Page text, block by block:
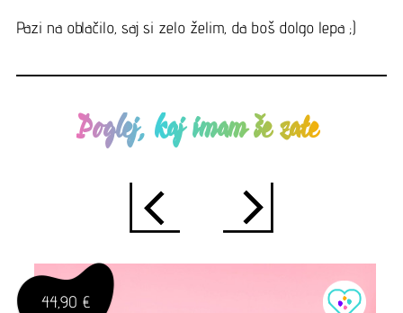
Pazi na oblačilo, saj si zelo želim, da boš dolgo lepa ;)
Poglej, kaj imam še zate
44,90 €